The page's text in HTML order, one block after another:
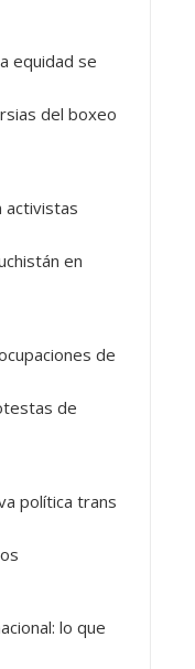
equidad se
del boxeo
activistas
en
de
de
política trans
lo que